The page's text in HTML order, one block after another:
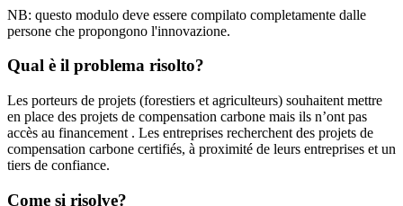
NB: questo modulo deve essere compilato completamente dalle
persone che propongono l'innovazione.
Qual è il problema risolto?
Les porteurs de projets (forestiers et agriculteurs) souhaitent mettre
en place des projets de compensation carbone mais ils n’ont pas
accès au financement . Les entreprises recherchent des projets de
compensation carbone certifiés, à proximité de leurs entreprises et un
tiers de confiance.
Come si risolve?